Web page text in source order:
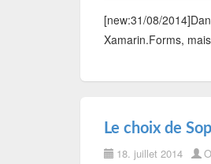
[new:31/08/
Xamarin.Forms,
Le choix de
18. juillet 2014